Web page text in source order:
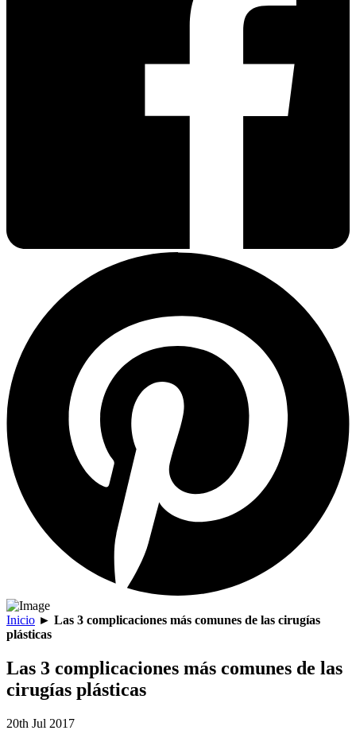
Inicio ► Las 3 complicaciones más comunes de las cirugías
plásticas
Las 3 complicaciones más comunes de las
cirugías plásticas
20th Jul 2017